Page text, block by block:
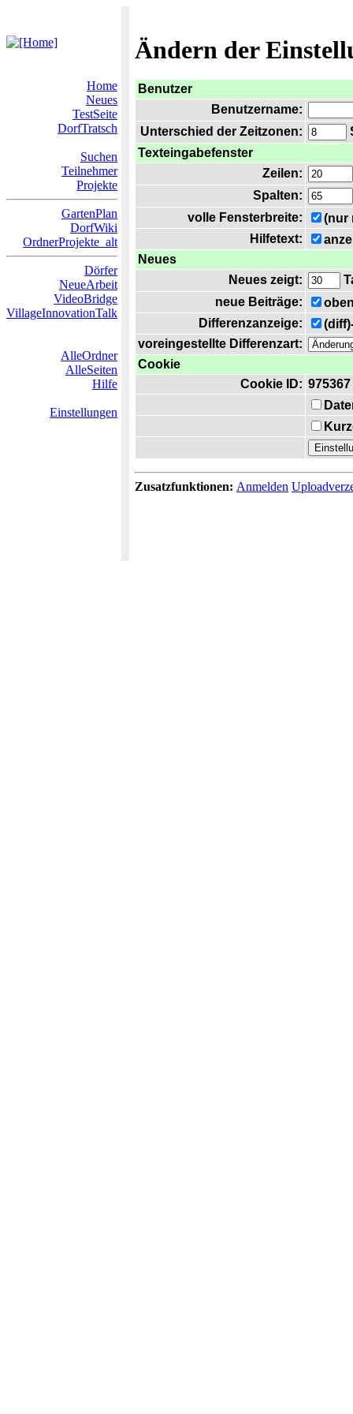
Ändern der
Home
Neues
TestSeite
DorfTratsch
Suchen
Teilnehmer
Projekte
GartenPlan
DorfWiki
OrdnerProjekte_alt
Dörfer
NeueArbeit
VideoBridge
VillageInnovationTalk
AlleOrdner
AlleSeiten
Hilfe
Einstellungen
Benutzer
Benutzername:
Unterschied der Zeitzonen:
Texteingabefenster
Zeilen:
Spalten:
volle Fensterbreite:
(nur
Hilfetext:
Neues
Neues zeigt:
neue Beiträge:
Differenzanzeige:
voreingestellte Differenzart:
Cookie
Cookie ID: 975367
Zusatzfunktionen: Anmelden